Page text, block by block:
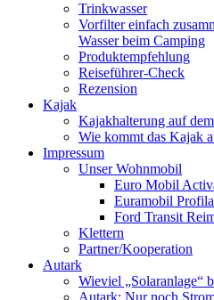
Trinkwasser
Vorfilter einfach
Wasser beim Camping
Produktempfehlung
Reiseführer-Check
Rezension
Kajak
Kajakhalterung auf
Wie kommt das Kajak
Impressum
Unser Wohnmobil
Euro Mobil
Euramobil
Ford Transit
Klettern
Partner/Kooperation
Autark
Wieviel „Solaranlage“
Autark: Nur noch